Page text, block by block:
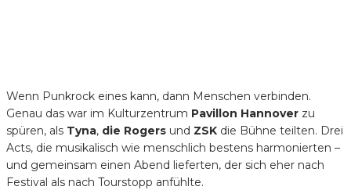
Wenn Punkrock eines kann, dann Menschen verbinden.
Genau das war im Kulturzentrum Pavillon Hannover zu
spüren, als Tyna, die Rogers und ZSK die Bühne teilten. Drei
Acts, die musikalisch wie menschlich bestens harmonierten –
und gemeinsam einen Abend lieferten, der sich eher nach
Festival als nach Tourstopp anfühlte.